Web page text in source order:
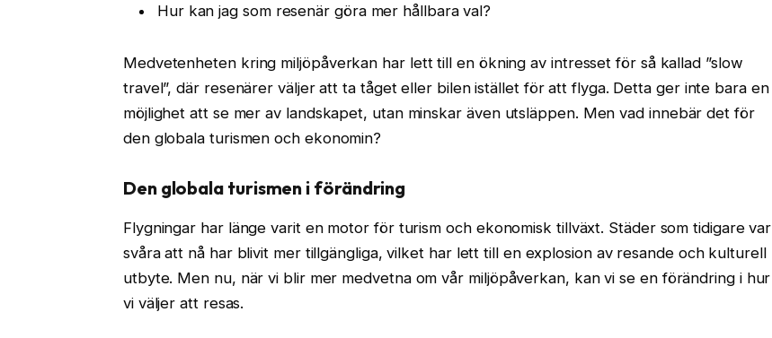
Hur kan jag som resenär göra mer hållbara val?
Medvetenheten kring miljöpåverkan har lett till en ökning av intresset för så kallad ”slow
travel”, där resenärer väljer att ta tåget eller bilen istället för att flyga. Detta ger inte bara en
möjlighet att se mer av landskapet, utan minskar även utsläppen. Men vad innebär det för
den globala turismen och ekonomin?
Den globala turismen i förändring
Flygningar har länge varit en motor för turism och ekonomisk tillväxt. Städer som tidigare var
svåra att nå har blivit mer tillgängliga, vilket har lett till en explosion av resande och kulturell
utbyte. Men nu, när vi blir mer medvetna om vår miljöpåverkan, kan vi se en förändring i hur
vi väljer att resas.